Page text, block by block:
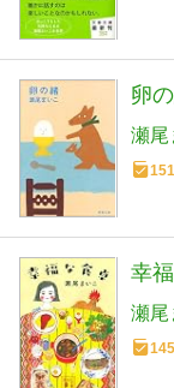
卵
瀬尾
幸
瀬尾